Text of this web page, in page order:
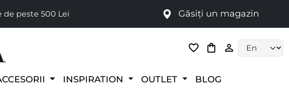
peste 500 Lei Găsiți un magazin
INSPIRATION OUTLET BLOG